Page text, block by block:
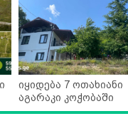
იყიდება 7 ოთახიანი
აგარაკი კოჭობაში